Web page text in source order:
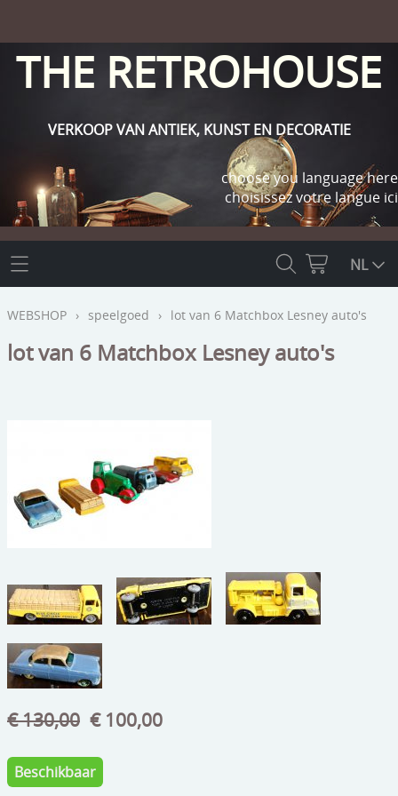
THE RETROHOUSE
VERKOOP VAN ANTIEK, KUNST EN DECORATIE
choose you language here
choisissez votre langue ici
THE RETROHOUSE
WEBSHOP
OUTLET
reclamevoorwerpen/merken
curiosa
porselein/aardewerk
medailles/munten/bankbiljetten
lamp/luchter
INFO
NL
WEBSHOP › speelgoed › lot van 6 Matchbox Lesney auto's
lot van 6 Matchbox Lesney auto's
€ 130,00 € 100,00
Beschikbaar